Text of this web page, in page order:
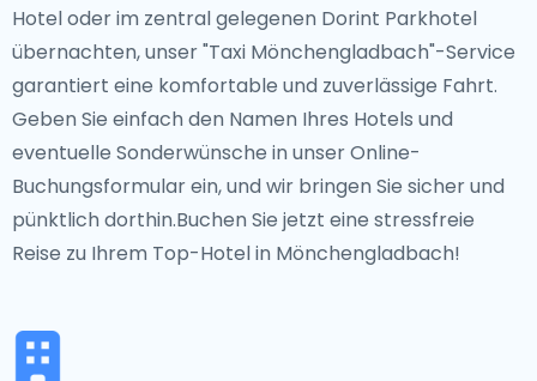
Hotel oder im zentral gelegenen Dorint Parkhotel
übernachten, unser "Taxi Mönchengladbach"-Service
garantiert eine komfortable und zuverlässige Fahrt.
Geben Sie einfach den Namen Ihres Hotels und
eventuelle Sonderwünsche in unser Online-
Buchungsformular ein, und wir bringen Sie sicher und
pünktlich dorthin.Buchen Sie jetzt eine stressfreie
Reise zu Ihrem Top-Hotel in Mönchengladbach!